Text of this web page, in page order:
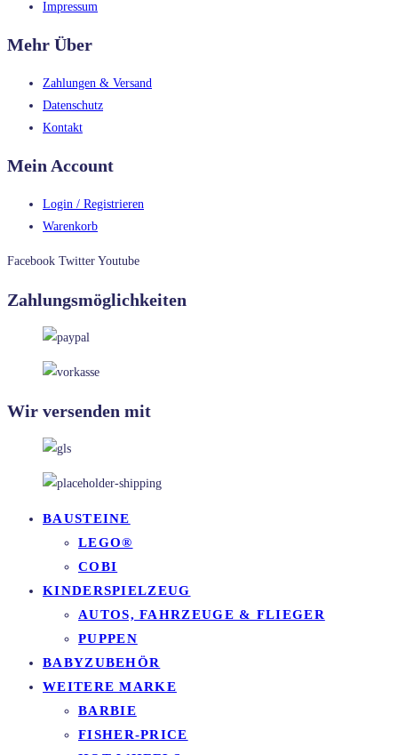
Impressum
Mehr Über
Zahlungen & Versand
Datenschutz
Kontakt
Mein Account
Login / Registrieren
Warenkorb
Facebook Twitter Youtube
Zahlungsmöglichkeiten
Wir versenden mit
BAUSTEINE
LEGO®
COBI
KINDERSPIELZEUG
AUTOS, FAHRZEUGE & FLIEGER
PUPPEN
BABYZUBEHÖR
WEITERE MARKE
BARBIE
FISHER-PRICE